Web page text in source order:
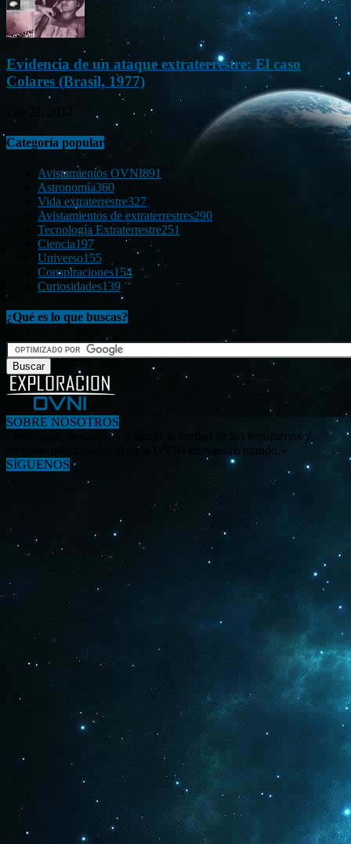
Evidencia de un ataque extraterrestre: El caso
Colares (Brasil, 1977)
Categoría popular
Avistamientos OVNI891
Astronomía360
Vida extraterrestre327
Avistamientos de extraterrestres290
Tecnología Extraterrestre251
Ciencia197
Universo155
Conspiraciones154
Curiosidades139
¿Qué es lo que buscas?
SOBRE NOSOTROS
«Investigar, descubrir y difundir la verdad de los fenómenos y
enigmas relacionados al tema OVNI en nuestro mundo.»
SÍGUENOS